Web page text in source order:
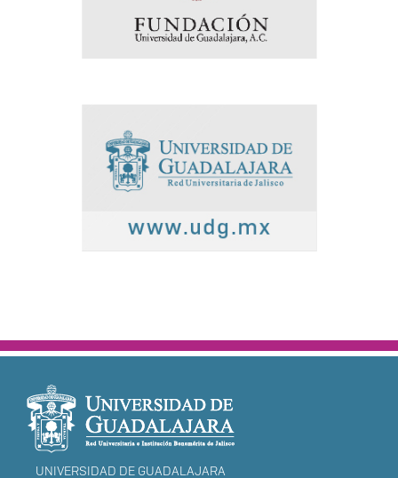
INFORMACIÓN
DEL PORTAL
UNIVERSIDAD DE GUADALAJARA